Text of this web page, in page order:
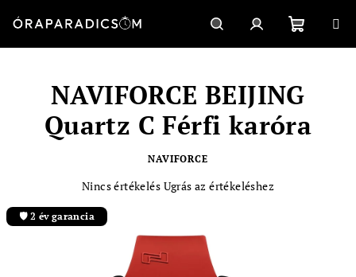
KeresésBejelentkezés
Kosár
NAVIFORCE BEIJING
Quartz C Férfi karóra
NAVIFORCE
A
átlagos
Nincs értékelés Ugrás az értékeléshez
🛡️ 2 év garancia